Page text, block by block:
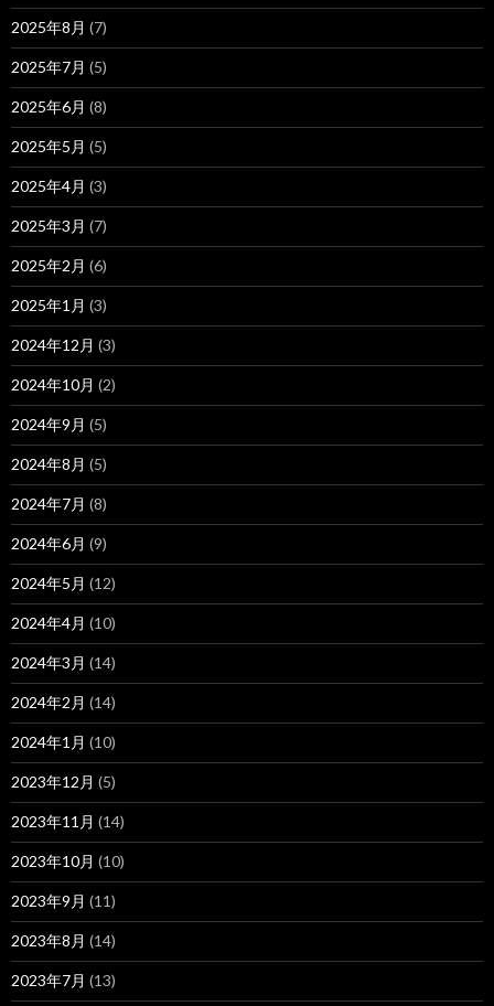
2025年8月 (7)
2025年7月 (5)
2025年6月 (8)
2025年5月 (5)
2025年4月 (3)
2025年3月 (7)
2025年2月 (6)
2025年1月 (3)
2024年12月 (3)
2024年10月 (2)
2024年9月 (5)
2024年8月 (5)
2024年7月 (8)
2024年6月 (9)
2024年5月 (12)
2024年4月 (10)
2024年3月 (14)
2024年2月 (14)
2024年1月 (10)
2023年12月 (5)
2023年11月 (14)
2023年10月 (10)
2023年9月 (11)
2023年8月 (14)
2023年7月 (13)